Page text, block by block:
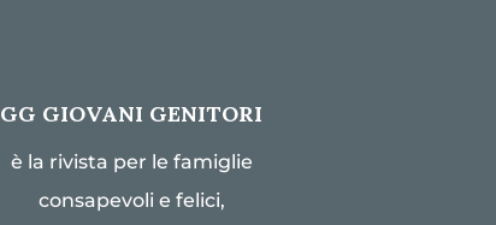
GG GIOVANI GENITORI
è la rivista per le famiglie
consapevoli e felici,